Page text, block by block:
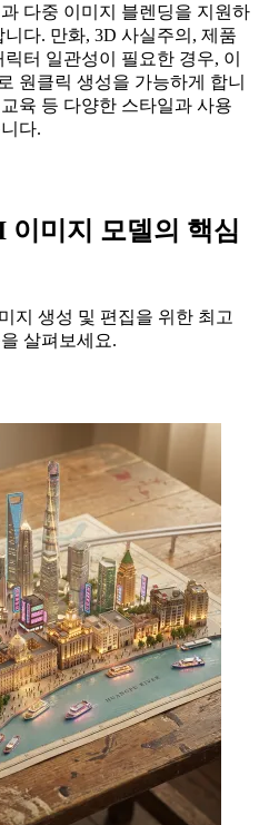
다중 이미지 블렌딩을 지원하
다. 만화, 3D 사실주의, 제품
터 일관성이 필요한 경우, 이
원클릭 생성을 가능하게 합니
육 등 다양한 스타일과 사용
다.
이미지 모델의 핵심
지 생성 및 편집을 위한 최고
살펴보세요.